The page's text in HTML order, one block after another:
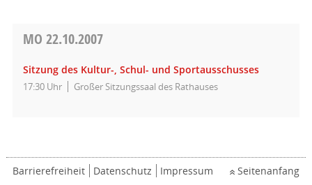
MO 22.10.2007
Sitzung des Kultur-, Schul- und Sportausschusses
17:30 Uhr Großer Sitzungssaal des Rathauses
Barrierefreiheit Datenschutz Impressum Seitenanfang